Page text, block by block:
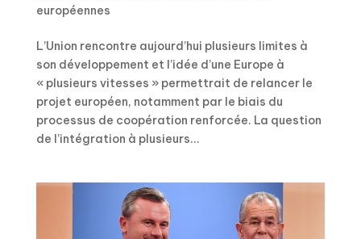
européennes
L’Union rencontre aujourd’hui plusieurs limites à
son développement et l’idée d’une Europe à
« plusieurs vitesses » permettrait de relancer le
projet européen, notamment par le biais du
processus de coopération renforcée. La question
de l’intégration à plusieurs...